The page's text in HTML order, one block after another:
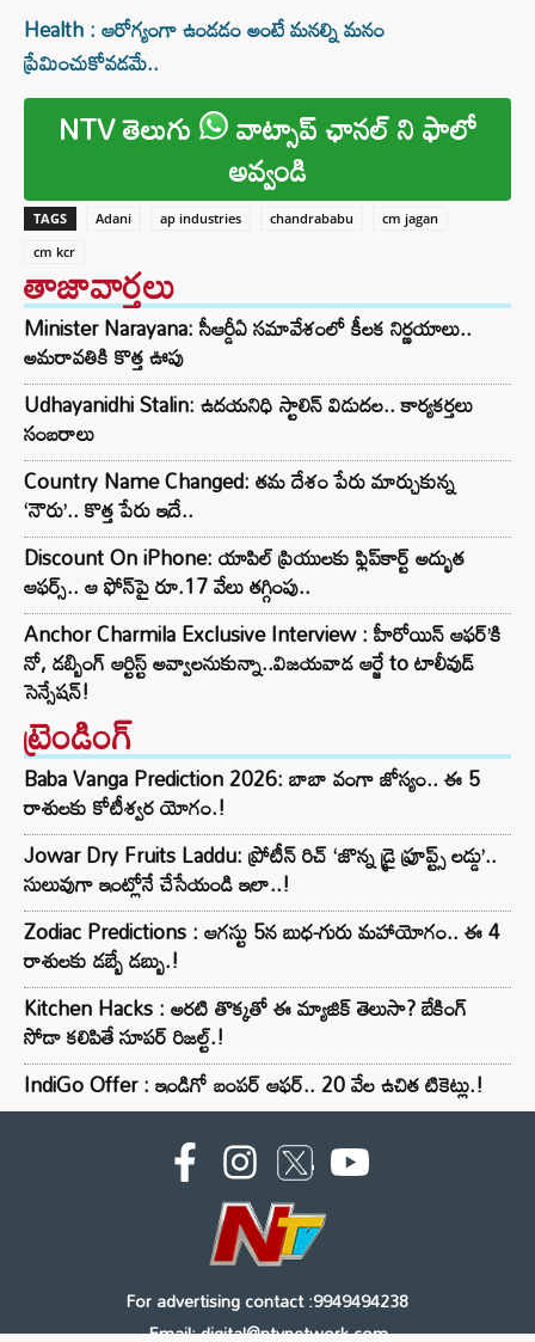
Health : ఆరోగ్యంగా ఉండడం అంటే మనల్ని మనం
ప్రేమించుకోవడమే..
NTV తెలుగు వాట్సాప్ ఛానల్ ని ఫాలో
అవ్వండి
TAGS Adani ap industries chandrababu
cm jagan
cm kcr
తాజావార్తలు
Minister Narayana: సీఆర్డీఏ సమావేశంలో కీలక నిర్ణయాలు..
అమరావతికి కొత్త ఊపు
Udhayanidhi Stalin: ఉదయనిధి స్టాలిన్ విడుదల.. కార్యకర్తలు
సంబరాలు
Country Name Changed: తమ దేశం పేరు మార్చుకున్న
‘నౌరు’.. కొత్త పేరు ఇదే..
Discount On iPhone: యాపిల్ ప్రియులకు ఫ్లిప్‌కార్ట్ అద్భుత
ఆఫర్స్.. ఆ ఫోన్‌పై రూ.17 వేలు తగ్గింపు..
Anchor Charmila Exclusive Interview : హీరోయిన్ ఆఫర్’కి
నో, డబ్బింగ్ ఆర్టిస్ట్ అవ్వాలనుకున్నా..విజయవాడ ఆర్జే to టాలీవుడ్
సెన్సేషన్!
ట్రెండింగ్‌
Baba Vanga Prediction 2026: బాబా వంగా జోస్యం.. ఈ 5
రాశులకు కోటీశ్వర యోగం.!
Jowar Dry Fruits Laddu: ప్రోటీన్ రిచ్ ‘జొన్న డ్రై ఫ్రూప్ట్స్ లడ్డు’..
సులువుగా ఇంట్లోనే చేసేయండి ఇలా..!
Zodiac Predictions : ఆగస్టు 5న బుధ-గురు మహాయోగం.. ఈ 4
రాశులకు డబ్బే డబ్బు.!
Kitchen Hacks : అరటి తొక్కతో ఈ మ్యాజిక్ తెలుసా? బేకింగ్
సోడా కలిపితే సూపర్ రిజల్ట్.!
IndiGo Offer : ఇండిగో బంపర్ ఆఫర్.. 20 వేల ఉచిత టికెట్లు.!
For advertising contact :9949494238
Email: digital@ntvnetwork.com